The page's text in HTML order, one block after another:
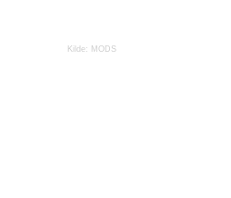
Kilde: MODS